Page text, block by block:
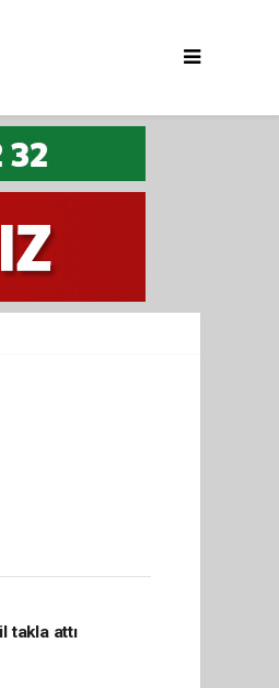
takla attı